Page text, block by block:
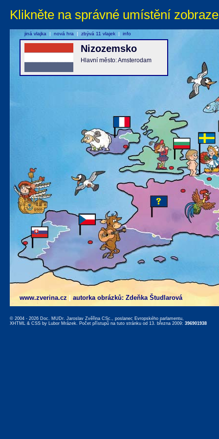
Klikněte na správné umístění
www.zverina.cz autorka obrázků: Zdeňka Študlarová
Nizozemsko
Hlavní město: Amsterodam
jiná vlajka | nová hra | zbývá 11 vlajek | info
© 2004 - 2026 Doc. MUDr. Jaroslav Zvěřina CSc., poslanec Evropského parlamentu,
XHTML & CSS by Lubor Mrázek. Počet přístupů na tuto stránku od 13. března 2009: 396901938